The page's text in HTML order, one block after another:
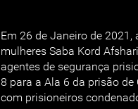
Em 26 de Janeiro de
mulheres Saba Kord
agentes de segurança
8 para a Ala 6 da prisão
com prisioneiros